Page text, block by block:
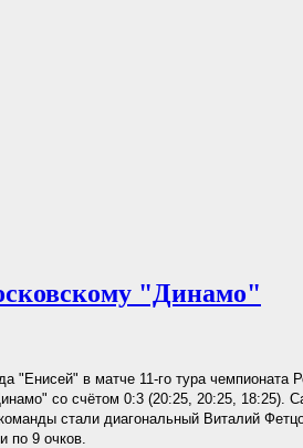
"Динамо"
"Енисей" в матче 11-го тура чемпионата
со счётом 0:3 (20:25, 20:25, 18:25).
стали диагональный Виталий
по 9 очков.